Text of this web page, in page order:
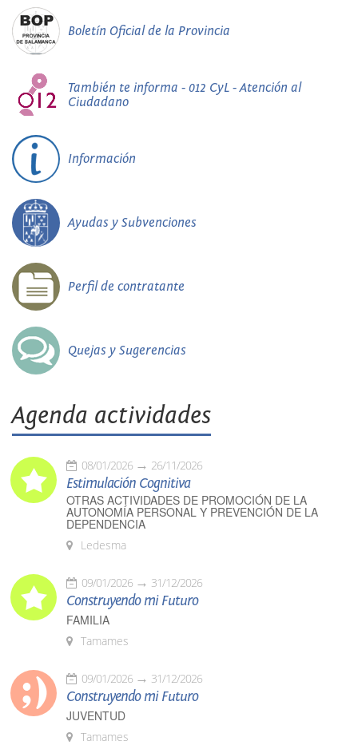
Boletín Oficial de la Provincia
También te informa - 012 CyL - Atención al
Ciudadano
Información
Ayudas y Subvenciones
Perfil de contratante
Quejas y Sugerencias
Agenda actividades
08/01/2026 26/11/2026
Estimulación Cognitiva
OTRAS ACTIVIDADES DE PROMOCIÓN DE LA
AUTONOMÍA PERSONAL Y PREVENCIÓN DE LA
DEPENDENCIA
Ledesma
09/01/2026 31/12/2026
Construyendo mi Futuro
FAMILIA
Tamames
09/01/2026 31/12/2026
Construyendo mi Futuro
JUVENTUD
Tamames